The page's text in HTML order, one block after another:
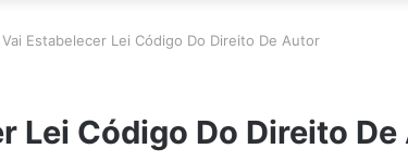
Vai Estabelecer Lei Código Do Direito De Autor
Lei Código Do Direito